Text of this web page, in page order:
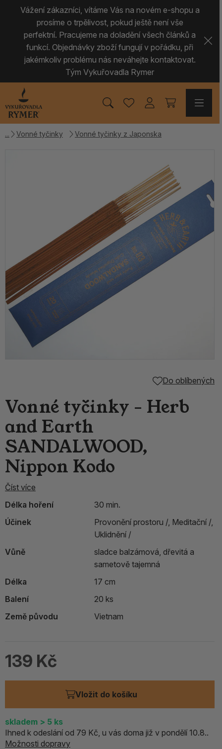
Vážení zákazníci, vítáme Vás na novém e-shopu a
prosíme o trpělivost, pokud ještě není vše
perfektní. Pracujeme na doladění všech článků a
funkcí. Objednávky zboží fungují v pořádku, při
jakémkoliv problému nás neváhejte kontaktovat.
Tým Vykuřovadla Rymer
Vonné tyčinky Vonné tyčinky z Japonska
Do oblíbených
Vonné tyčinky - Herb
and Earth
SANDALWOOD,
Nippon Kodo
Číst více
Délka hoření
30 min.
Účinek
Provonění prostoru /, Meditační /,
Uklidnění /
Vůně
sladce balzámová, dřevitá a
sametově tajemná
Délka
17 cm
Balení
20 ks
Země původu
Vietnam
139 Kč
Vložit do košíku
skladem > 5 ks
Ihned k odeslání od 79 Kč, u vás doma již v pondělí 10.8..
Možnosti dopravy